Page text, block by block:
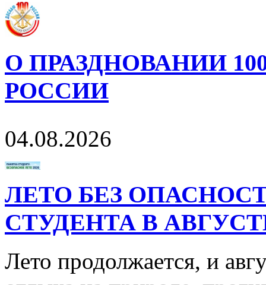
О ПРАЗДНОВАНИИ
РОССИИ
04.08.2026
ЛЕТО БЕЗ
СТУДЕНТА В
Лето продолжается, и